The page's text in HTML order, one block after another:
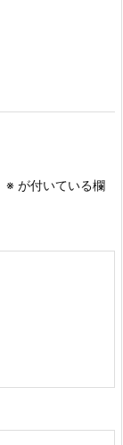
※ が付いている欄